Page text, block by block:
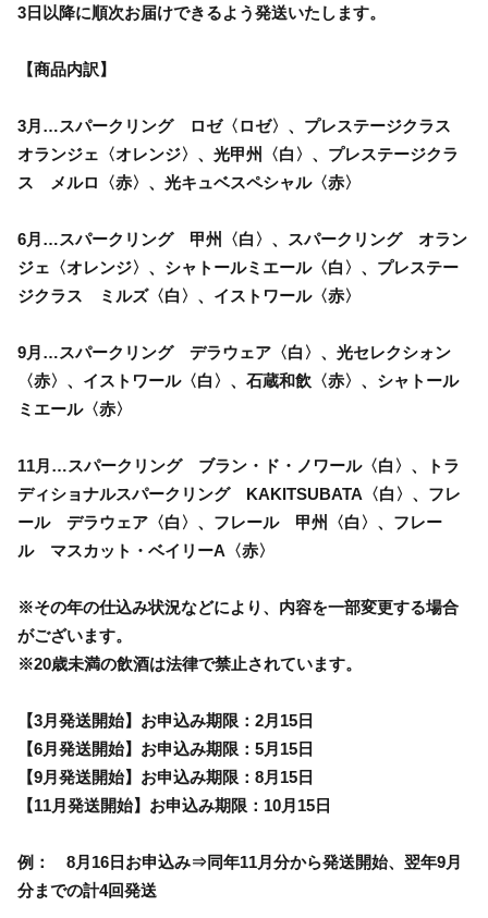
3日以降に順次お届けできるよう発送いたします。
【商品内訳】
3月…スパークリング ロゼ〈ロゼ〉、プレステージクラス
オランジェ〈オレンジ〉、光甲州〈白〉、プレステージクラ
ス メルロ〈赤〉、光キュベスペシャル〈赤〉
6月…スパークリング 甲州〈白〉、スパークリング オラン
ジェ〈オレンジ〉、シャトールミエール〈白〉、プレステー
ジクラス ミルズ〈白〉、イストワール〈赤〉
9月…スパークリング デラウェア〈白〉、光セレクシォン
〈赤〉、イストワール〈白〉、石蔵和飲〈赤〉、シャトール
ミエール〈赤〉
11月…スパークリング ブラン・ド・ノワール〈白〉、トラ
ディショナルスパークリング KAKITSUBATA〈白〉、フレ
ール デラウェア〈白〉、フレール 甲州〈白〉、フレー
ル マスカット・ベイリーA〈赤〉
※その年の仕込み状況などにより、内容を一部変更する場合
がございます。
※20歳未満の飲酒は法律で禁止されています。
【3月発送開始】お申込み期限：2月15日
【6月発送開始】お申込み期限：5月15日
【9月発送開始】お申込み期限：8月15日
【11月発送開始】お申込み期限：10月15日
例： 8月16日お申込み⇒同年11月分から発送開始、翌年9月
分までの計4回発送